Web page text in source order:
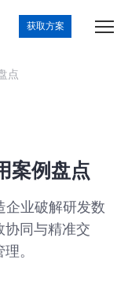
获取方案
点
案例盘点
企业破解研发数
协同与精准交
。